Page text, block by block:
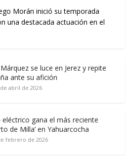
Morán inició su temporada
una destacada actuación en el
se luce en Jerez y repite
ante su afición
abril de 2026
eléctrico gana el más reciente
de Milla’ en Yahuarcocha
febrero de 2026